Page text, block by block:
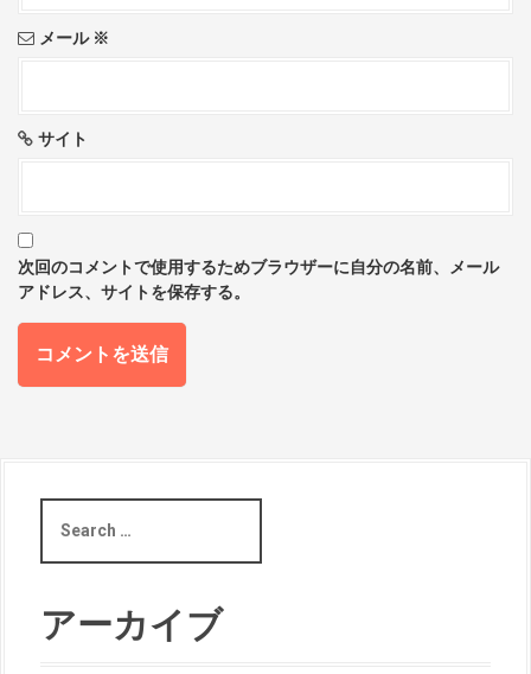
メール ※
サイト
次回のコメントで使用するためブラウザーに自分の名前、メール
アドレス、サイトを保存する。
a
c
h
アーカイブ